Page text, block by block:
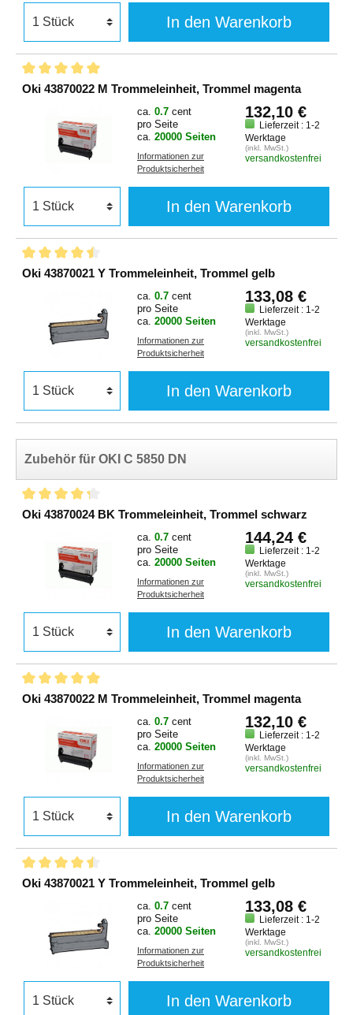
In den Warenkorb
Oki 43870022 M Trommeleinheit, Trommel magenta
ca. 0.7 cent
pro Seite
ca. 20000 Seiten
Informationen zur
Produktsicherheit
132,10 €
Lieferzeit : 1-2
Werktage
(inkl. MwSt.)
versandkostenfrei
In den Warenkorb
Oki 43870021 Y Trommeleinheit, Trommel gelb
ca. 0.7 cent
pro Seite
ca. 20000 Seiten
Informationen zur
Produktsicherheit
133,08 €
Lieferzeit : 1-2
Werktage
(inkl. MwSt.)
versandkostenfrei
In den Warenkorb
Zubehör für OKI C 5850 DN
Oki 43870024 BK Trommeleinheit, Trommel schwarz
ca. 0.7 cent
pro Seite
ca. 20000 Seiten
Informationen zur
Produktsicherheit
144,24 €
Lieferzeit : 1-2
Werktage
(inkl. MwSt.)
versandkostenfrei
In den Warenkorb
Oki 43870022 M Trommeleinheit, Trommel magenta
ca. 0.7 cent
pro Seite
ca. 20000 Seiten
Informationen zur
Produktsicherheit
132,10 €
Lieferzeit : 1-2
Werktage
(inkl. MwSt.)
versandkostenfrei
In den Warenkorb
Oki 43870021 Y Trommeleinheit, Trommel gelb
ca. 0.7 cent
pro Seite
ca. 20000 Seiten
Informationen zur
Produktsicherheit
133,08 €
Lieferzeit : 1-2
Werktage
(inkl. MwSt.)
versandkostenfrei
In den Warenkorb